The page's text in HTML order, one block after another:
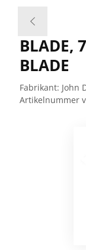
BLADE,
BLADE
Fabrikant: John
Artikelnummer